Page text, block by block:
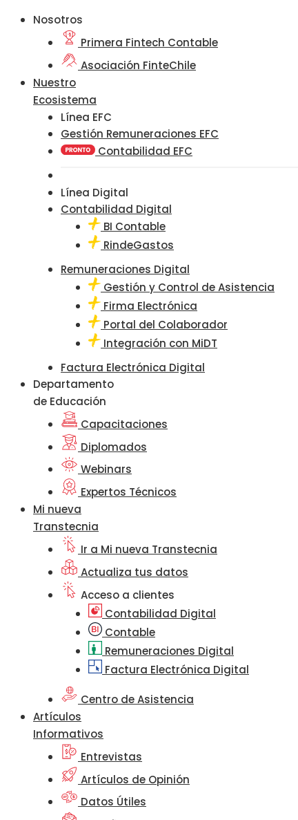
Nosotros
Primera Fintech Contable
Asociación FinteChile
Nuestro
Ecosistema
Línea EFC
Gestión Remuneraciones EFC
Contabilidad EFC
Línea Digital
Contabilidad Digital
BI Contable
RindeGastos
Remuneraciones Digital
Gestión y Control de Asistencia
Firma Electrónica
Portal del Colaborador
Integración con MiDT
Factura Electrónica Digital
Departamento
de Educación
Capacitaciones
Diplomados
Webinars
Expertos Técnicos
Mi nueva
Transtecnia
Ir a Mi nueva Transtecnia
Actualiza tus datos
Acceso a clientes
Contabilidad Digital
Contable
Remuneraciones Digital
Factura Electrónica Digital
Centro de Asistencia
Artículos
Informativos
Entrevistas
Artículos de Opinión
Datos Útiles